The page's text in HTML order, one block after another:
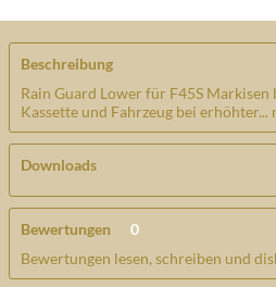
Beschreibung
Rain Guard Lower für F45S Markisen
Kassette und Fahrzeug bei erhöhter...
Downloads
Bewertungen
0
Bewertungen lesen, schreiben und